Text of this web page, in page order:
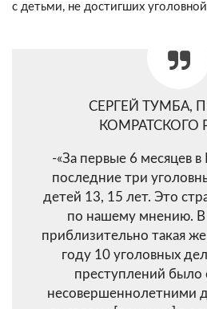
с детьми, не достигших
СЕРГЕЙ ТУМБА,
КОМРАТСКОГО
-«За первые 6 месяцев
последние три
детей 13, 15 лет. Это
по нашему мнению.
приблизительно такая
году 10 уголовных
преступлений было
несовершеннолетними